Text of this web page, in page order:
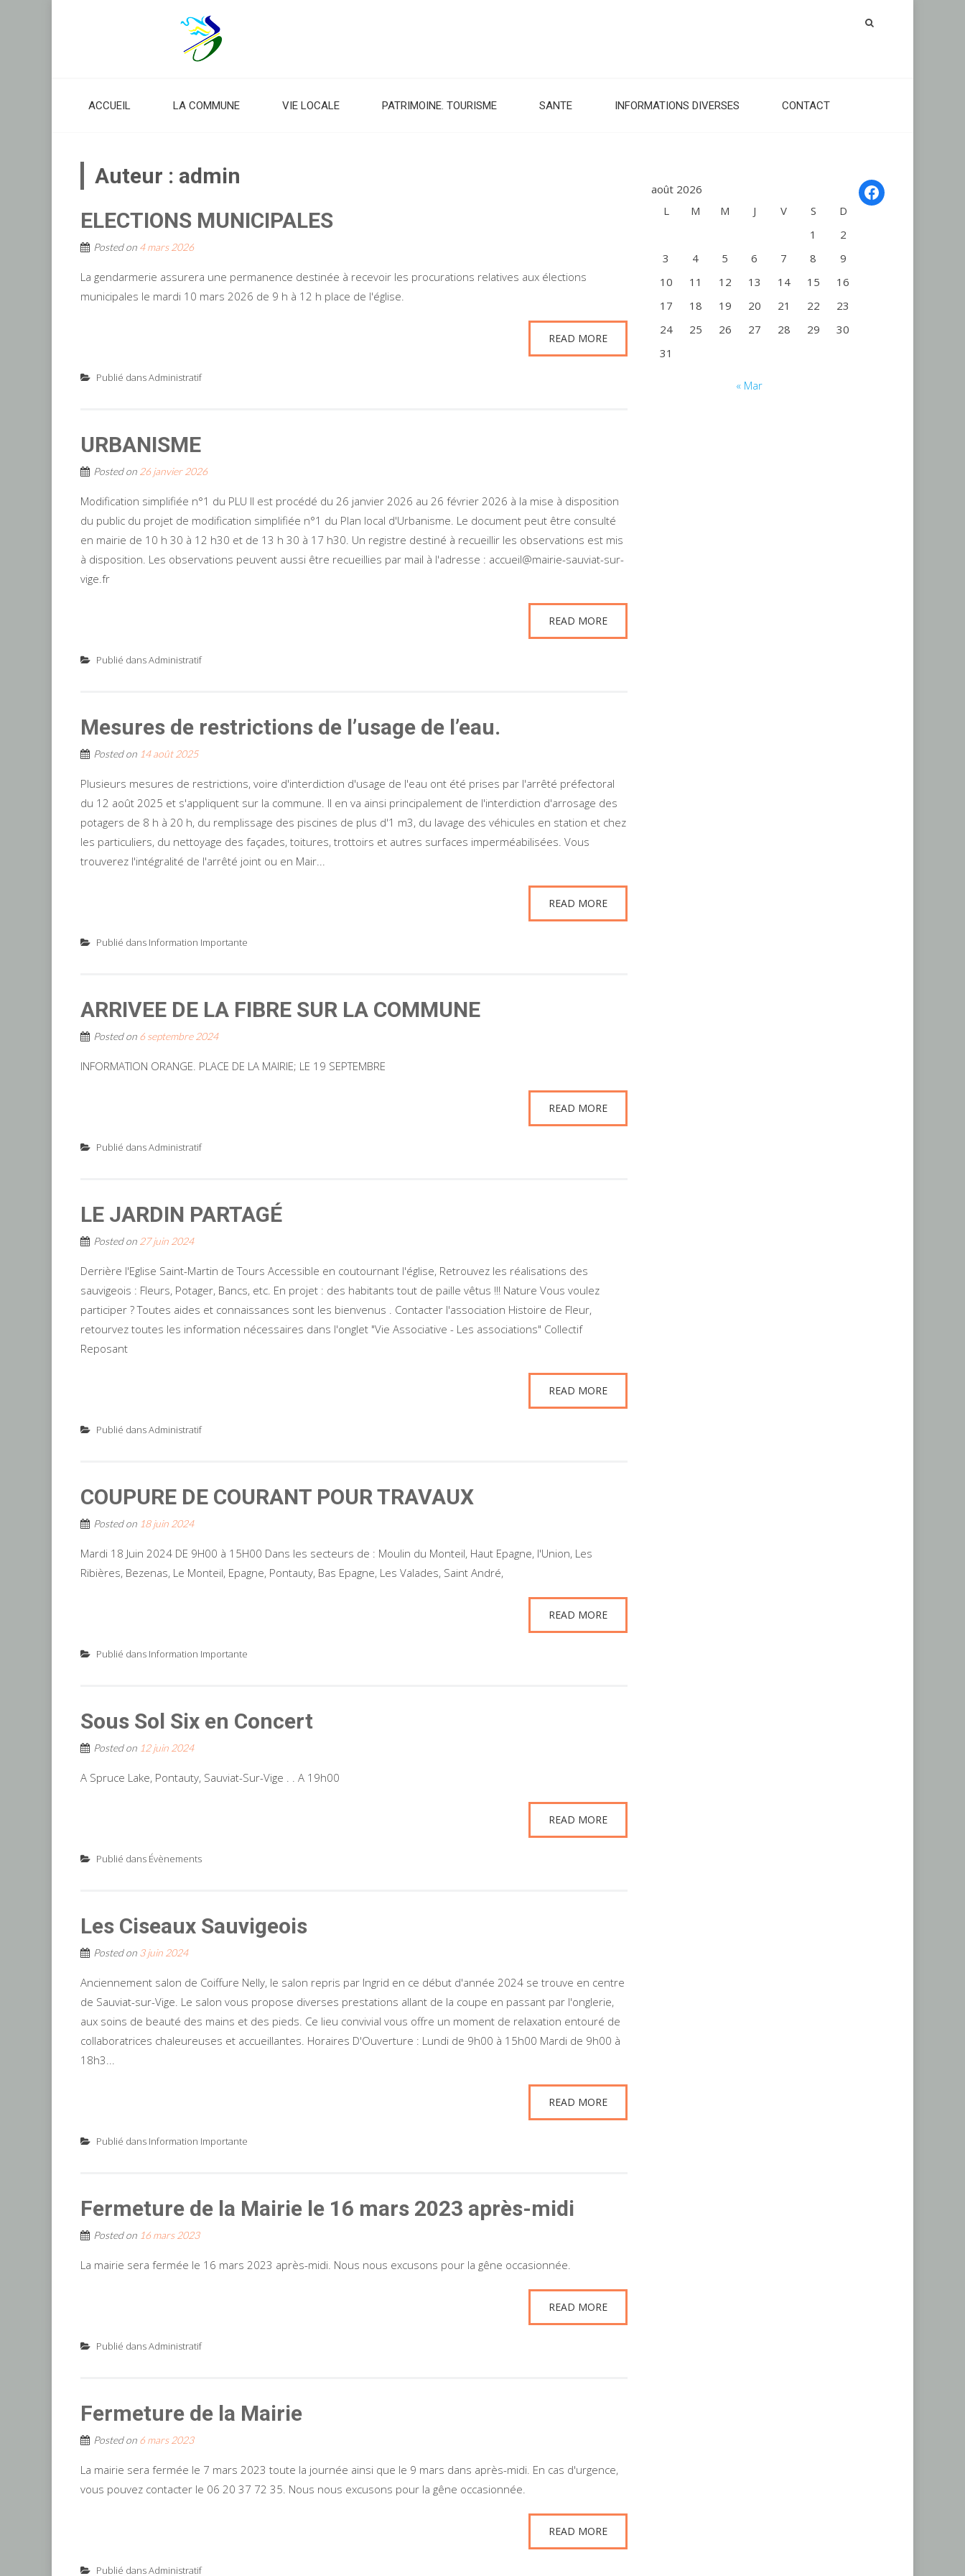
ACCUEIL LA COMMUNE VIE LOCALE PATRIMOINE. TOURISME SANTE INFORMATIONS DIVERSES CONTACT
Auteur : admin
ELECTIONS MUNICIPALES
Posted on 4 mars 2026
La gendarmerie assurera une permanence destinée à recevoir les procurations relatives aux élections
municipales le mardi 10 mars 2026 de 9 h à 12 h place de l'église.
READ MORE
Publié dansAdministratif
URBANISME
Posted on 26 janvier 2026
Modification simplifiée n°1 du PLU Il est procédé du 26 janvier 2026 au 26 février 2026 à la mise à disposition
du public du projet de modification simplifiée n°1 du Plan local d'Urbanisme. Le document peut être consulté
en mairie de 10 h 30 à 12 h30 et de 13 h 30 à 17 h30. Un registre destiné à recueillir les observations est mis
à disposition. Les observations peuvent aussi être recueillies par mail à l'adresse : accueil@mairie-sauviat-sur-
vige.fr
READ MORE
Publié dansAdministratif
Mesures de restrictions de l’usage de l’eau.
Posted on 14 août 2025
Plusieurs mesures de restrictions, voire d'interdiction d'usage de l'eau ont été prises par l'arrêté préfectoral
du 12 août 2025 et s'appliquent sur la commune. Il en va ainsi principalement de l'interdiction d'arrosage des
potagers de 8 h à 20 h, du remplissage des piscines de plus d'1 m3, du lavage des véhicules en station et chez
les particuliers, du nettoyage des façades, toitures, trottoirs et autres surfaces imperméabilisées. Vous
trouverez l'intégralité de l'arrêté joint ou en Mair...
READ MORE
Publié dans Information Importante
ARRIVEE DE LA FIBRE SUR LA COMMUNE
Posted on 6 septembre 2024
INFORMATION ORANGE. PLACE DE LA MAIRIE; LE 19 SEPTEMBRE
READ MORE
Publié dansAdministratif
LE JARDIN PARTAGÉ
Posted on 27 juin 2024
Derrière l'Eglise Saint-Martin de Tours Accessible en coutournant l'église, Retrouvez les réalisations des
sauvigeois : Fleurs, Potager, Bancs, etc. En projet : des habitants tout de paille vêtus !!! Nature Vous voulez
participer ? Toutes aides et connaissances sont les bienvenus . Contacter l'association Histoire de Fleur,
retourvez toutes les information nécessaires dans l'onglet "Vie Associative - Les associations" Collectif
Reposant
READ MORE
Publié dansAdministratif
COUPURE DE COURANT POUR TRAVAUX
Posted on 18 juin 2024
Mardi 18 Juin 2024 DE 9H00 à 15H00 Dans les secteurs de : Moulin du Monteil, Haut Epagne, l'Union, Les
Ribières, Bezenas, Le Monteil, Epagne, Pontauty, Bas Epagne, Les Valades, Saint André,
READ MORE
Publié dans Information Importante
Sous Sol Six en Concert
Posted on 12 juin 2024
A Spruce Lake, Pontauty, Sauviat-Sur-Vige . . A 19h00
READ MORE
Publié dans Évènements
Les Ciseaux Sauvigeois
Posted on 3 juin 2024
Anciennement salon de Coiffure Nelly, le salon repris par Ingrid en ce début d'année 2024 se trouve en centre
de Sauviat-sur-Vige. Le salon vous propose diverses prestations allant de la coupe en passant par l'onglerie,
aux soins de beauté des mains et des pieds. Ce lieu convivial vous offre un moment de relaxation entouré de
collaboratrices chaleureuses et accueillantes. Horaires D'Ouverture : Lundi de 9h00 à 15h00 Mardi de 9h00 à
18h3...
READ MORE
Publié dans Information Importante
Fermeture de la Mairie le 16 mars 2023 après-midi
Posted on 16 mars 2023
La mairie sera fermée le 16 mars 2023 après-midi. Nous nous excusons pour la gêne occasionnée.
READ MORE
Publié dansAdministratif
Fermeture de la Mairie
Posted on 6 mars 2023
La mairie sera fermée le 7 mars 2023 toute la journée ainsi que le 9 mars dans après-midi. En cas d'urgence,
vous pouvez contacter le 06 20 37 72 35. Nous nous excusons pour la gêne occasionnée.
READ MORE
Publié dansAdministratif
Facebook
août 2026
L
M M J V S
D
1
2
3
4 5 6 7 8
9
10
11 12 13 14 15
16
17
18 19 20 21 22
23
24
25 26 27 28 29
30
31
« Mar